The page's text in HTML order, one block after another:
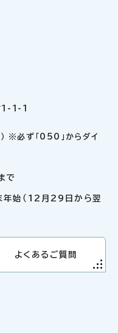
1-1
必ず「050」からダイ
で
年始（12月29日から翌
よくあるご質問